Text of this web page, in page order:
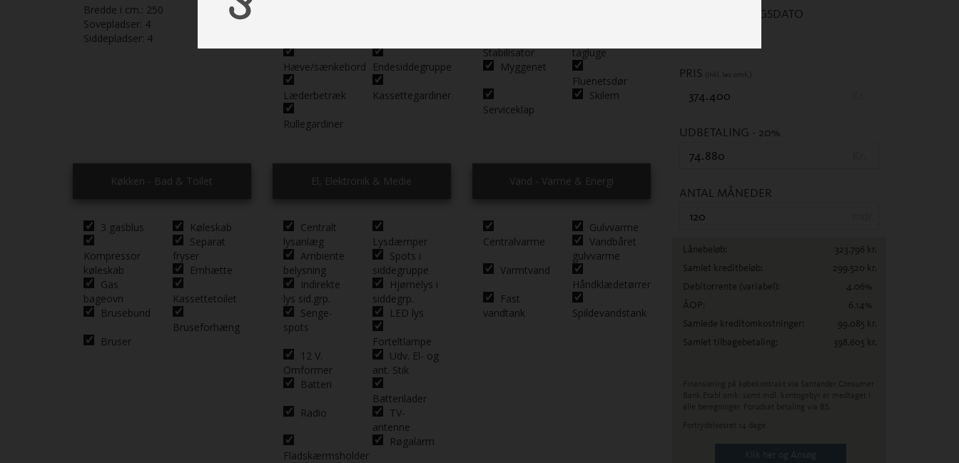
1. REGISTRERINGSDATO
PRIS (Inkl. lev. omk.)
UDBETALING - 20%
ANTAL MÅNEDER
Lånebeløb: 323.796 kr.
Samlet kreditbeløb:
299.520 kr.
Debitorrente (variabel): 4.06%
ÅOP:
6.14%
Samlede kreditomkostninger:
99.085 kr.
Samlet tilbagebetaling:
398.605 kr.
Finansiering på købekontrakt via Santander Consumer
Bank.
Etabl.omk. samt mdl. kontogebyr er medtaget i
alle beregninger. Forudsat betaling via BS.
Fortrydelsesret 14 dage.
Klik her og Ansøg
Bredde i cm.: 250
Sovepladser: 4
Siddepladser: 4
Hæve/sænkebord Endesiddegruppe
Læderbetræk Kassettegardiner
Rullegardiner
Stabilisator
tagluge
Myggenet
Fluenetsdør
Serviceklap
Skilem
Køkken - Bad & Toilet
3 gasblus Køleskab
Kompressor
køleskab
Separat
fryser
Emhætte
Gas
bageovn
Kassettetoilet
Brusebund
Bruseforhæng
Bruser
El, Elektronik & Medie
Centralt
lysanlæg
Lysdæmper
Ambiente
belysning
Spots i
siddegruppe
Indirekte
lys sid.grp.
Hjørnelys i
siddegrp.
Senge-
spots
LED lys
Forteltlampe
12 V.
Omformer
Udv. El- og
ant. Stik
Batteri
Batterilader
Radio
TV-
antenne
Fladskærmsholder
Røgalarm
Vand - Varme & Energi
Centralvarme
Gulvvarme
Vandbåret
gulvvarme
Varmtvand
Håndklædetørrer
Fast
vandtank
Spildevandstank